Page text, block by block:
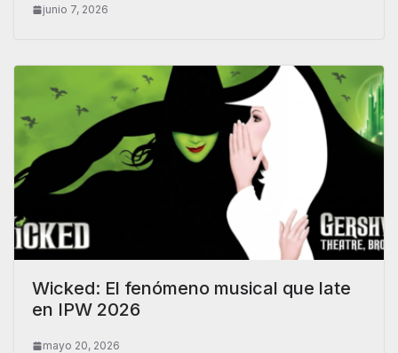
junio 7, 2026
Wicked: El fenómeno musical que late
en IPW 2026
mayo 20, 2026